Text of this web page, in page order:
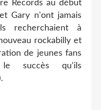
Records au début
Gary n'ont jamais
recherchaient à
rockabilly et
de jeunes fans
succès qu'ils